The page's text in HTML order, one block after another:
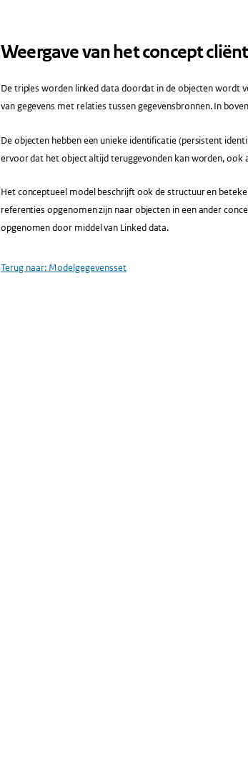
Weergave van het concept
De triples worden linked data doordat in de objecten wordt
van gegevens met relaties tussen gegevensbronnen. In
De objecten hebben een unieke identificatie (persistent
ervoor dat het object altijd teruggevonden kan worden, ook
Het conceptueel model beschrijft ook de structuur en
referenties opgenomen zijn naar objecten in een ander
opgenomen door middel van Linked data.
Terug naar: Modelgegevensset